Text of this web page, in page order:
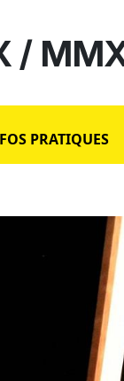
/
PRATIQUES